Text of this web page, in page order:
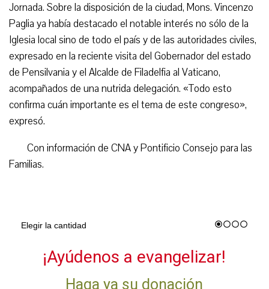
Jornada. Sobre la disposición de la ciudad, Mons. Vincenzo
Paglia ya había destacado el notable interés no sólo de la
Iglesia local sino de todo el país y de las autoridades civiles,
expresado en la reciente visita del Gobernador del estado
de Pensilvania y el Alcalde de Filadelfia al Vaticano,
acompañados de una nutrida delegación. «Todo esto
confirma cuán importante es el tema de este congreso»,
expresó.
Con información de CNA y Pontificio Consejo para las
Familias.